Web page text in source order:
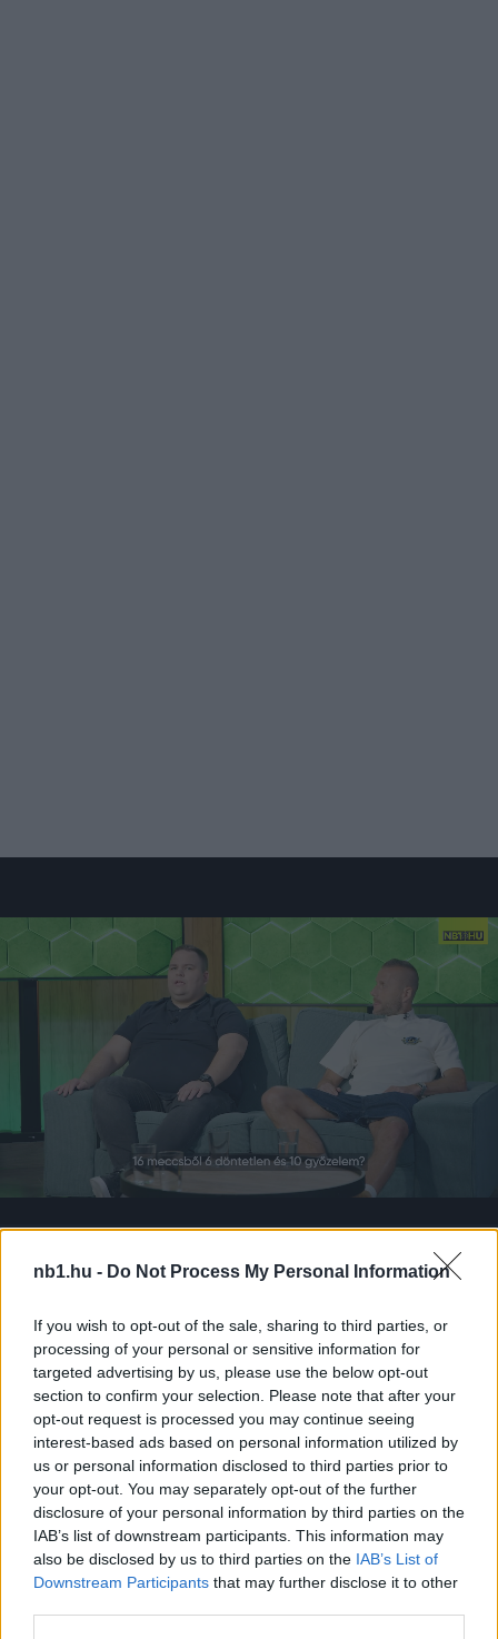
nb1.hu - Do Not Process My Personal Information
If you wish to opt-out of the sale, sharing to third parties, or
processing of your personal or sensitive information for
targeted advertising by us, please use the below opt-out
section to confirm your selection. Please note that after your
opt-out request is processed you may continue seeing
interest-based ads based on personal information utilized by
us or personal information disclosed to third parties prior to
your opt-out. You may separately opt-out of the further
disclosure of your personal information by third parties on the
IAB’s list of downstream participants. This information may
also be disclosed by us to third parties on the IAB’s List of
Downstream Participants that may further disclose it to other
Megosztás:
KAPCSOLÓDÓ HÍREK
Hírek